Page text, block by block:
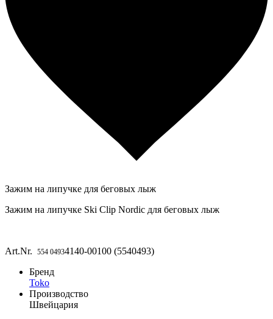
Зажим на липучке для беговых лыж
Зажим на липучке Ski Clip Nordic для беговых лыж
Art.Nr. 554 04934140-00100 (5540493)
Бренд
Toko
Производство
Швейцария